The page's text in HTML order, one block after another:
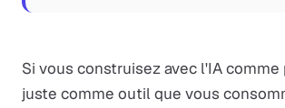
Si vous construisez avec l'IA comme
juste comme outil que vous